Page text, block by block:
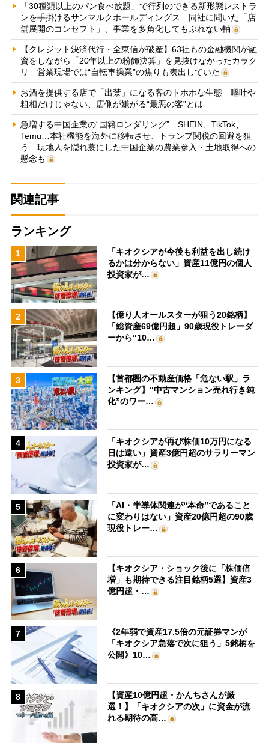
「30種類以上のパン食べ放題」で行列のできる新形態レストラ
ンを手掛けるサンマルクホールディングス 同社に聞いた「店
舗展開のコンセプト」、事業を多角化してもぶれない軸
【クレジット決済代行・全東信が破産】63社もの金融機関が融
資をしながら「20年以上の粉飾決算」を見抜けなかったカラク
リ 営業現場では“自転車操業”の焦りも表出していた
お酒を提供する店で「出禁」になる客のトホホな生態 嘔吐や
粗相だけじゃない、店側が嫌がる“最悪の客”とは
急増する中国企業の“国籍ロンダリング” SHEIN、TikTok、
Temu…本社機能を海外に移転させ、トランプ関税の回避を狙
う 現地人を隠れ蓑にした中国企業の農業参入・土地取得への
懸念も
関連記事
ランキング
1
「キオクシアが今後も利益を出し続け
るかは分からない」資産11億円の個人
投資家が…
2
【億り人オールスターが狙う20銘柄】
「総資産69億円超」90歳現役トレーダ
ーから“10…
3
【首都圏の不動産価格「危ない駅」ラ
ンキング】“中古マンション売れ行き鈍
化”のワー…
4
「キオクシアが再び株価10万円になる
日は遠い」資産3億円超のサラリーマン
投資家が…
5
「AI・半導体関連が“本命”であること
に変わりはない」資産20億円超の90歳
現役トレー…
6
【キオクシア・ショック後に「株価倍
増」も期待できる注目銘柄5選】資産3
億円超・…
7
《2年弱で資産17.5倍の元証券マンが
「キオクシア急落で次に狙う」5銘柄を
公開》10…
8
【資産10億円超・かんちさんが厳
選！】「キオクシアの次」に資金が流
れる期待の高…